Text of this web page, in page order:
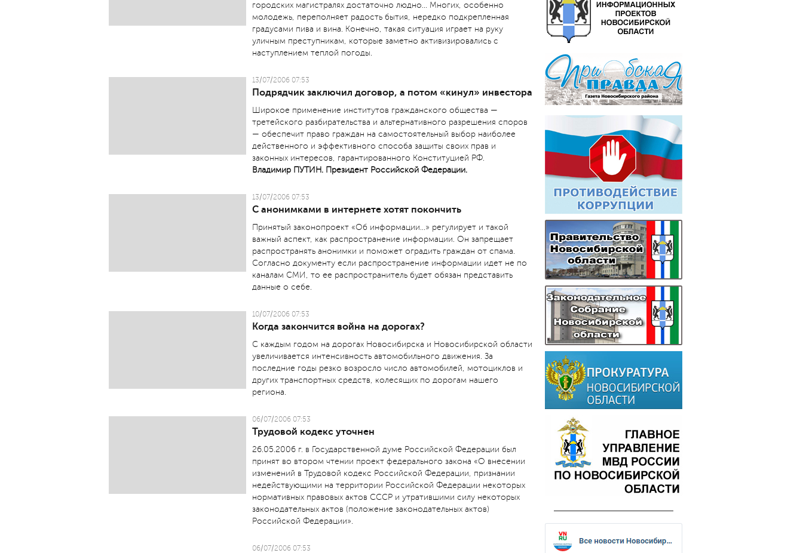
городских магистралях достаточно людно... Многих, особенно
молодежь, переполняет радость бытия, нередко подкрепленная
градусами пива и вина. Конечно, такая ситуация играет на руку
уличным преступникам, которые заметно активизировались с
наступлением теплой погоды.
13/07/2006 07:53
Подрядчик заключил договор, а потом «кинул» инвестора
Широкое применение институтов гражданского общества —
третейского разбирательства и альтернативного разрешения споров
— обеспечит право граждан на самостоятельный выбор наиболее
действенного и эффективного способа защиты своих прав и
законных интересов, гарантированного Конституцией РФ.
Владимир ПУТИН. Президент Российской Федерации.
13/07/2006 07:53
С анонимками в интернете хотят покончить
Принятый законопроект «Об информации...» регулирует и такой
важный аспект, как распространение информации. Он запрещает
распространять анонимки и поможет оградить граждан от спама.
Согласно документу если распространение информации идет не по
каналам СМИ, то ее распространитель будет обязан представить
данные о себе.
10/07/2006 07:53
Когда закончится война на дорогах?
С каждым годом на дорогах Новосибирска и Новосибирской области
увеличивается интенсивность автомобильного движения. За
последние годы резко возросло число автомобилей, мотоциклов и
других транспортных средств, колесящих по дорогам нашего
региона.
06/07/2006 07:53
Трудовой кодекс уточнен
26.05.2006 г. в Государственной думе Российской Федерации был
принят во втором чтении проект федерального закона «О внесении
изменений в Трудовой кодекс Российской Федерации, признании
недействующими на территории Российской Федерации некоторых
нормативных правовых актов СССР и утратившими силу некоторых
законодательных актов (положение законодательных актов)
Российской Федерации».
06/07/2006 07:53